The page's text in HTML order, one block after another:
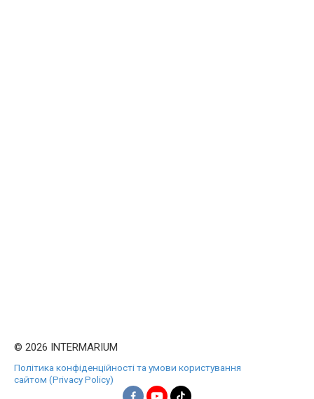
© 2026 INTERMARIUM
Політика конфіденційності та умови користування
сайтом (Privacy Policy)